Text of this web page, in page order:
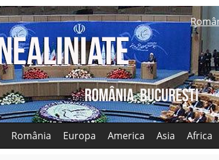
România Europa America Asia Africa